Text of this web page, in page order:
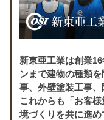
新東亜工業は創業
ンまで建物の種類
事、外壁塗装工事、
これからも「お客
境づくりを共に進め